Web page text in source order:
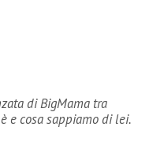
di BigMama tra
e cosa sappiamo di lei.